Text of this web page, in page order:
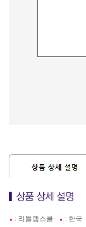
: 리틀램스쿨 : 한국